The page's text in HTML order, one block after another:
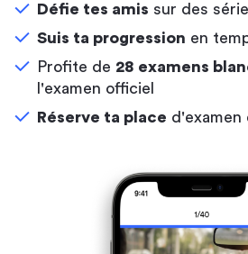
Défie tes amis sur des
Suis ta progression en
Profite de 28 examens
l'examen officiel
Réserve ta place d'examen